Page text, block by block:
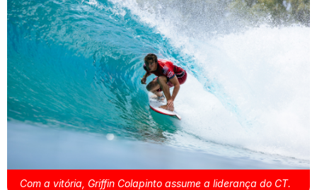
Com a vitória, Griffin Colapinto assume a liderança do CT.